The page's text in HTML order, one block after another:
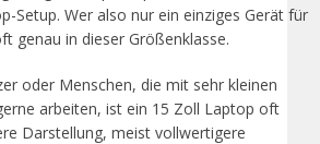
Setup. Wer also nur ein einziges Gerät für
genau in dieser Größenklasse.
oder Menschen, die mit sehr kleinen
arbeiten, ist ein 15 Zoll Laptop oft
Darstellung, meist vollwertigere